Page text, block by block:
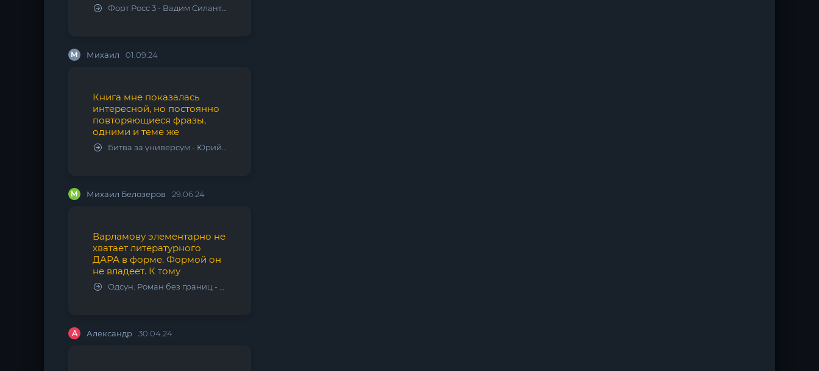
Форт Росс 3 - Вадим Силантьев
М Михаил 01.09.24
Книга мне показалась
интересной, но постоянно
повторяющиеся фразы,
одними и теме же
Битва за универсум - Юрий Тарарев, Александр Тарарев
М Михаил Белозеров 29.06.24
Варламову элементарно не
хватает литературного
ДАРА в форме. Формой он
не владеет. К тому
Одсун. Роман без границ - Алексей Варламов
А Александр 30.04.24